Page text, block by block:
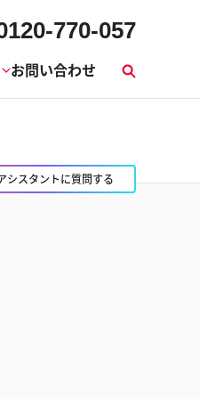
770-057
お問い合わせ
索
シスタントに質問する